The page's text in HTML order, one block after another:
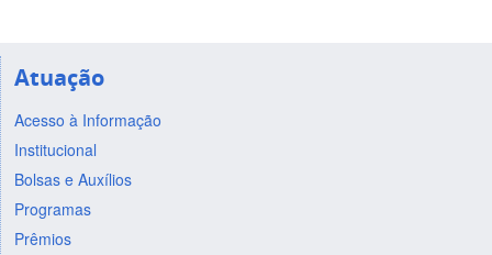
Atuação
Acesso à Informação
Institucional
Bolsas e Auxílios
Programas
Prêmios